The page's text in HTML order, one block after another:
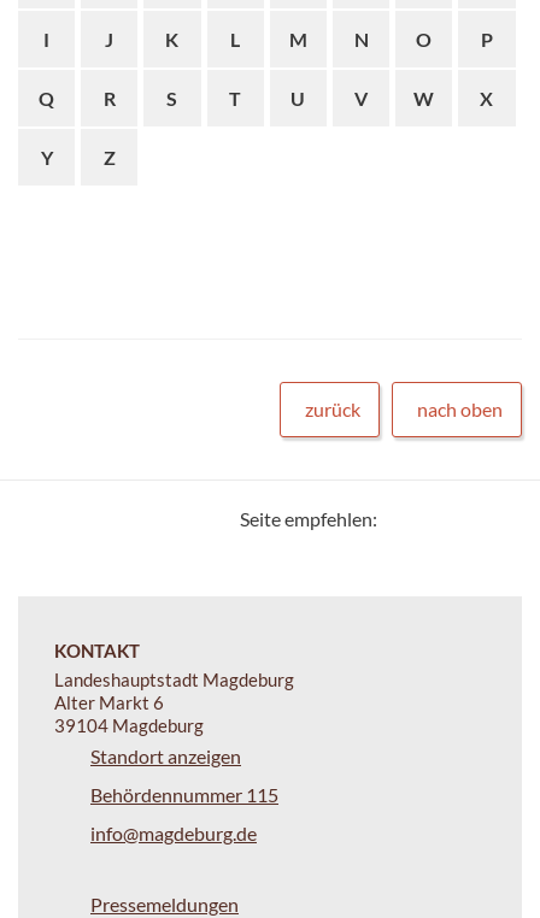
I J K L M N O P
Q R S T U V W X
Y Z
zurück nach oben
Seite empfehlen:
KONTAKT
Landeshauptstadt Magdeburg
Alter Markt 6
39104 Magdeburg
Standort anzeigen
Behördennummer 115
info@magdeburg.de
Pressemeldungen